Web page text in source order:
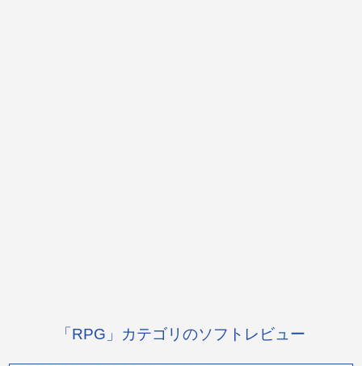
「RPG」カテゴリのソフトレビュー